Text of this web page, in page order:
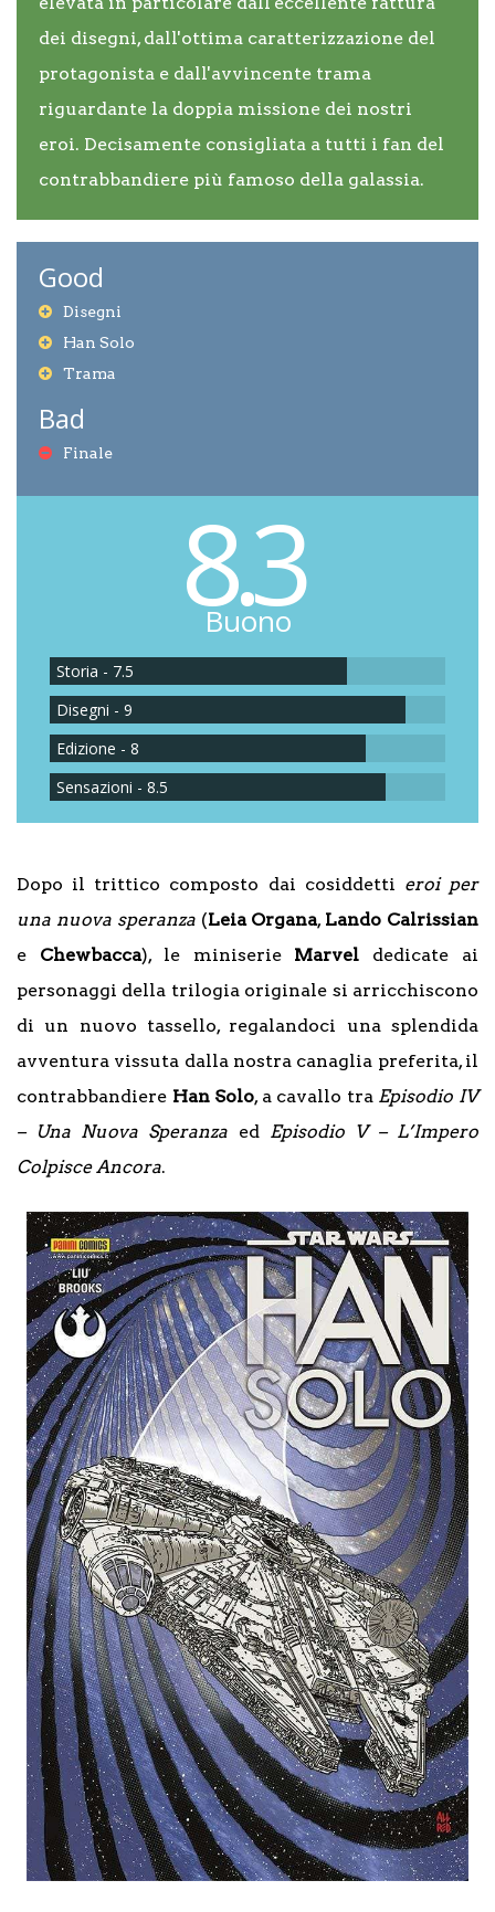
dei disegni, dall'ottima caratterizzazione del
protagonista e dall'avvincente trama
riguardante la doppia missione dei nostri
eroi. Decisamente consigliata a tutti i fan del
contrabbandiere più famoso della galassia.
Good
Disegni
Han Solo
Trama
Bad
Finale
8.3
Buono
Storia - 7.5
Disegni - 9
Edizione - 8
Sensazioni - 8.5
Dopo il trittico composto dai cosiddetti eroi per
una nuova speranza (Leia Organa, Lando Calrissian
e Chewbacca), le miniserie Marvel dedicate ai
personaggi della trilogia originale si arricchiscono
di un nuovo tassello, regalandoci una splendida
avventura vissuta dalla nostra canaglia preferita, il
contrabbandiere Han Solo, a cavallo tra Episodio IV
– Una Nuova Speranza ed Episodio V – L’Impero
Colpisce Ancora.